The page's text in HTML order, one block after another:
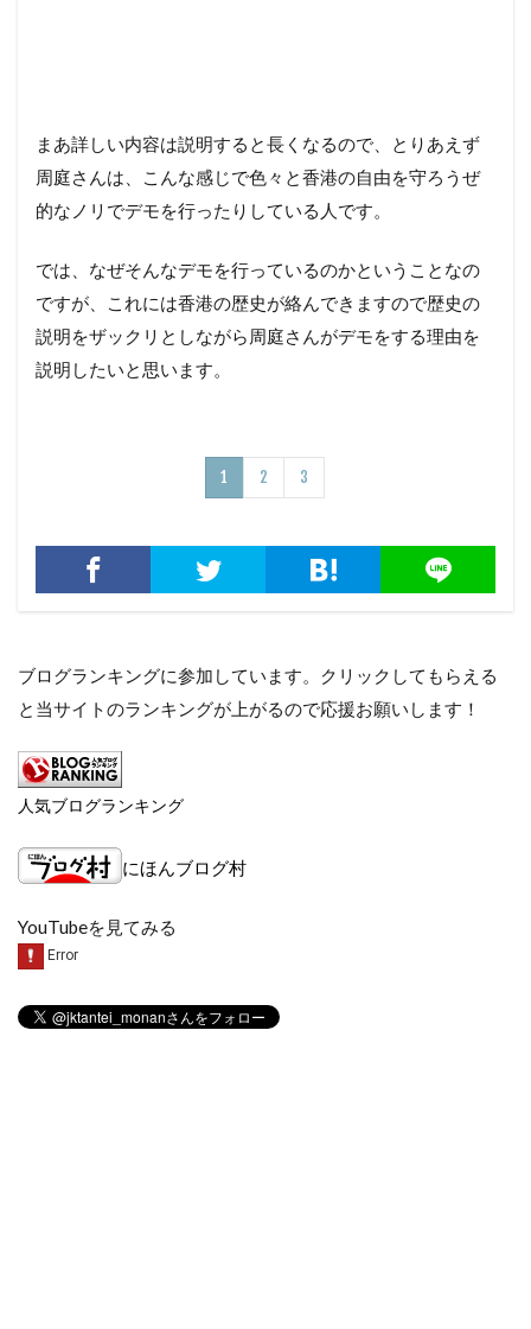
まあ詳しい内容は説明すると長くなるので、とりあえず
周庭さんは、こんな感じで色々と香港の自由を守ろうぜ
的なノリでデモを行ったりしている人です。
では、なぜそんなデモを行っているのかということなの
ですが、これには香港の歴史が絡んできますので歴史の
説明をザックリとしながら周庭さんがデモをする理由を
説明したいと思います。
1 2 3
ブログランキングに参加しています。クリックしてもらえる
と当サイトのランキングが上がるので応援お願いします！
人気ブログランキング
にほんブログ村
YouTubeを見てみる